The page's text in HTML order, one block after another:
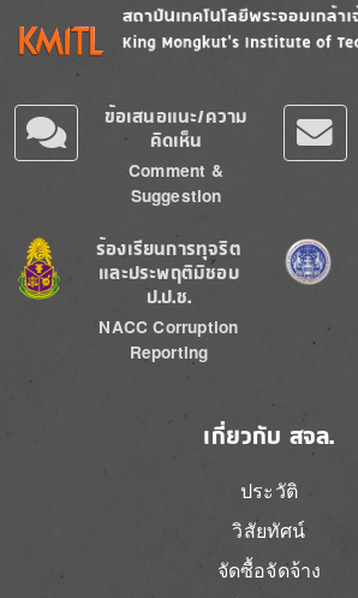
Image
ข้อเสนอแนะ/ความ
คิดเห็น
Comment &
Suggestion
Image
ร้องเรียนการทุจริต
และประพฤติมิชอบ
ป.ป.ช.
NACC Corruption
Reporting
Image
เกี่ยวกับ สจล.
ประวัติ
วิสัยทัศน์
จัดซื้อจัดจ้าง